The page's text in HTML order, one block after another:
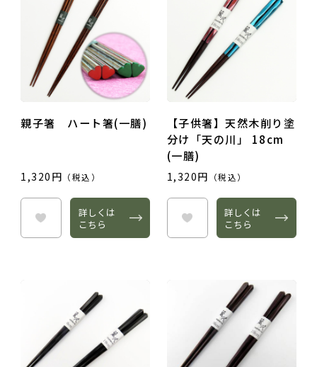
親子箸 ハート箸(一膳)
1,320円 （税込）
詳しくは
こちら
【子供箸】天然木削り塗
分け「天の川」 18cm
(一膳)
1,320円 （税込）
詳しくは
こちら